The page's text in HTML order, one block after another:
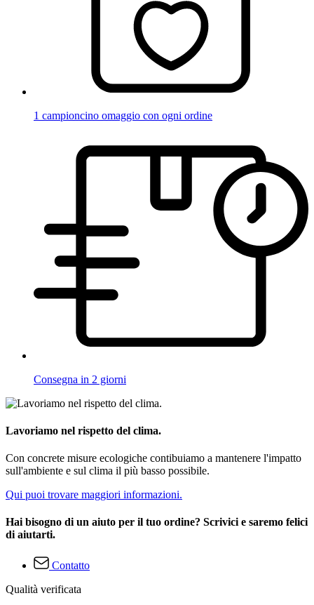
1 campioncino omaggio con ogni ordine
Consegna in 2 giorni
Lavoriamo nel rispetto del clima.
Con concrete misure ecologiche contibuiamo a mantenere l'impatto
sull'ambiente e sul clima il più basso possibile.
Qui puoi trovare maggiori informazioni.
Hai bisogno di un aiuto per il tuo ordine? Scrivici e saremo felici
di aiutarti.
Contatto
Qualità verificata